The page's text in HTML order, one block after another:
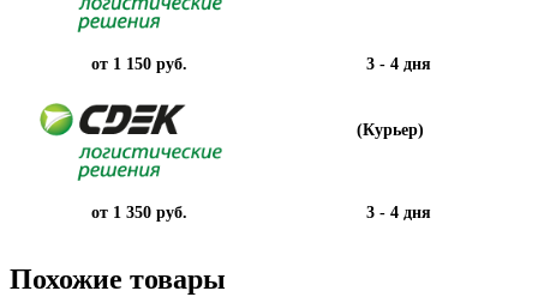
от 1 150 руб. 3 - 4 дня
(Курьер)
от 1 350 руб. 3 - 4 дня
Похожие товары